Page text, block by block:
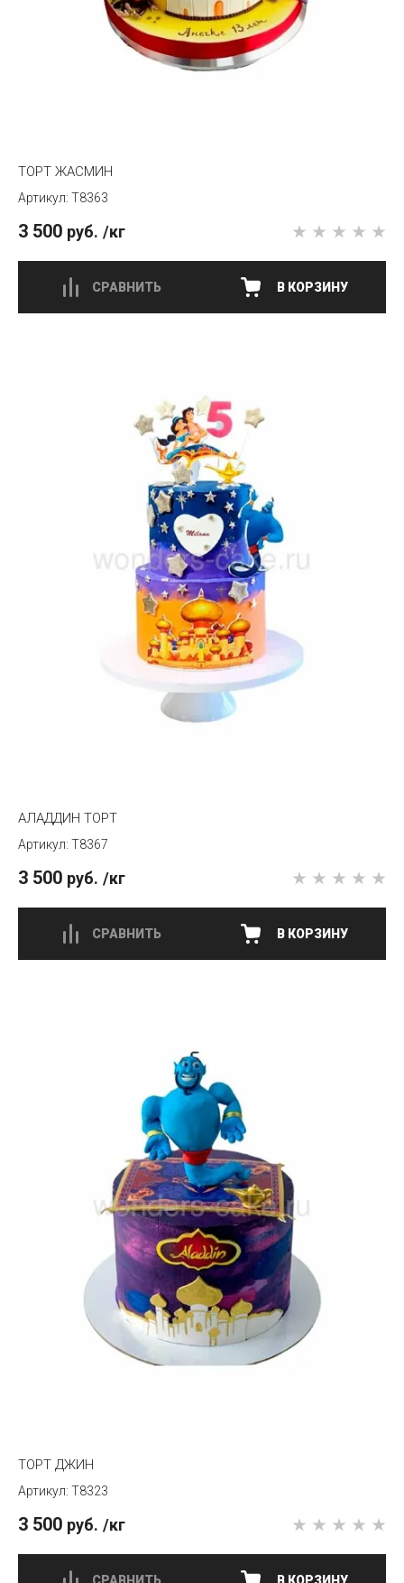
ТОРТ ЖАСМИН
T8363
3 500 руб. /кг
АЛАДДИН ТОРТ
T8367
3 500 руб. /кг
ТОРТ ДЖИН
T8323
3 500 руб. /кг